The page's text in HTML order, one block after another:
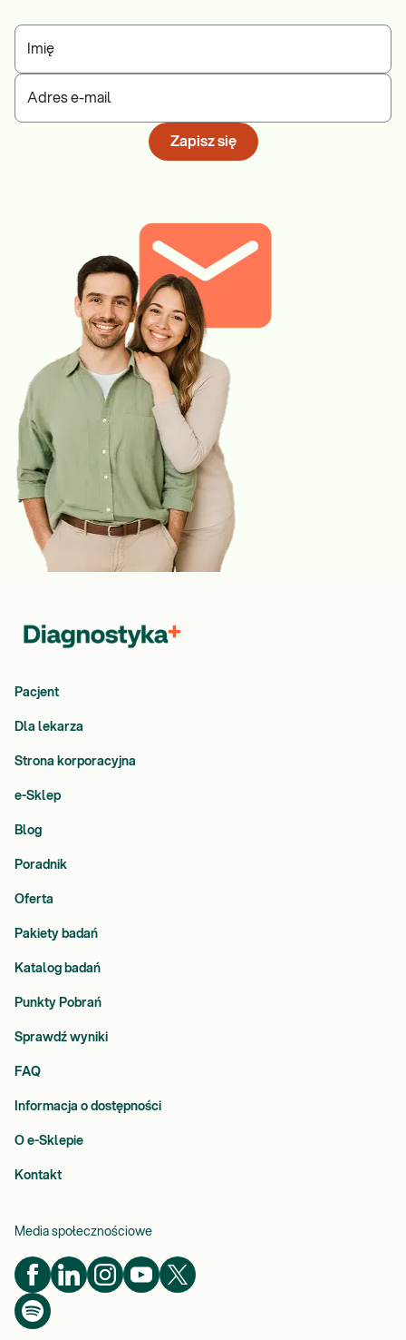
Imię
Adres e-mail
Zapisz się
Pacjent
Dla lekarza
Strona korporacyjna
e-Sklep
Blog
Poradnik
Oferta
Pakiety badań
Katalog badań
Punkty Pobrań
Sprawdź wyniki
FAQ
Informacja o dostępności
O e-Sklepie
Kontakt
Media społecznościowe